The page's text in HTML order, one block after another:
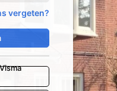
vergeten?